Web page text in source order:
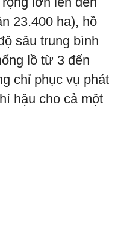
23.400 ha), hồ
sâu trung bình
lồ từ 3 đến
chỉ phục vụ phát
hậu cho cả một